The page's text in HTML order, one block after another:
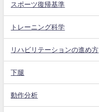
スポーツ復帰基準
トレーニング科学
リハビリテーションの進め方
下腿
動作分析